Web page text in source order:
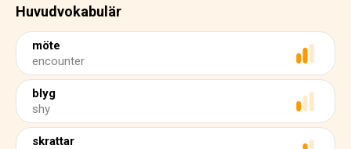
Huvudvokabulär
möte
encounter
blyg
shy
skrattar